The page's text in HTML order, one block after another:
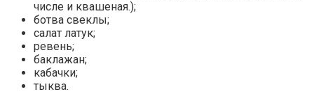
числе и квашеная.);
ботва свеклы;
салат латук;
ревень;
баклажан;
кабачки;
тыква.